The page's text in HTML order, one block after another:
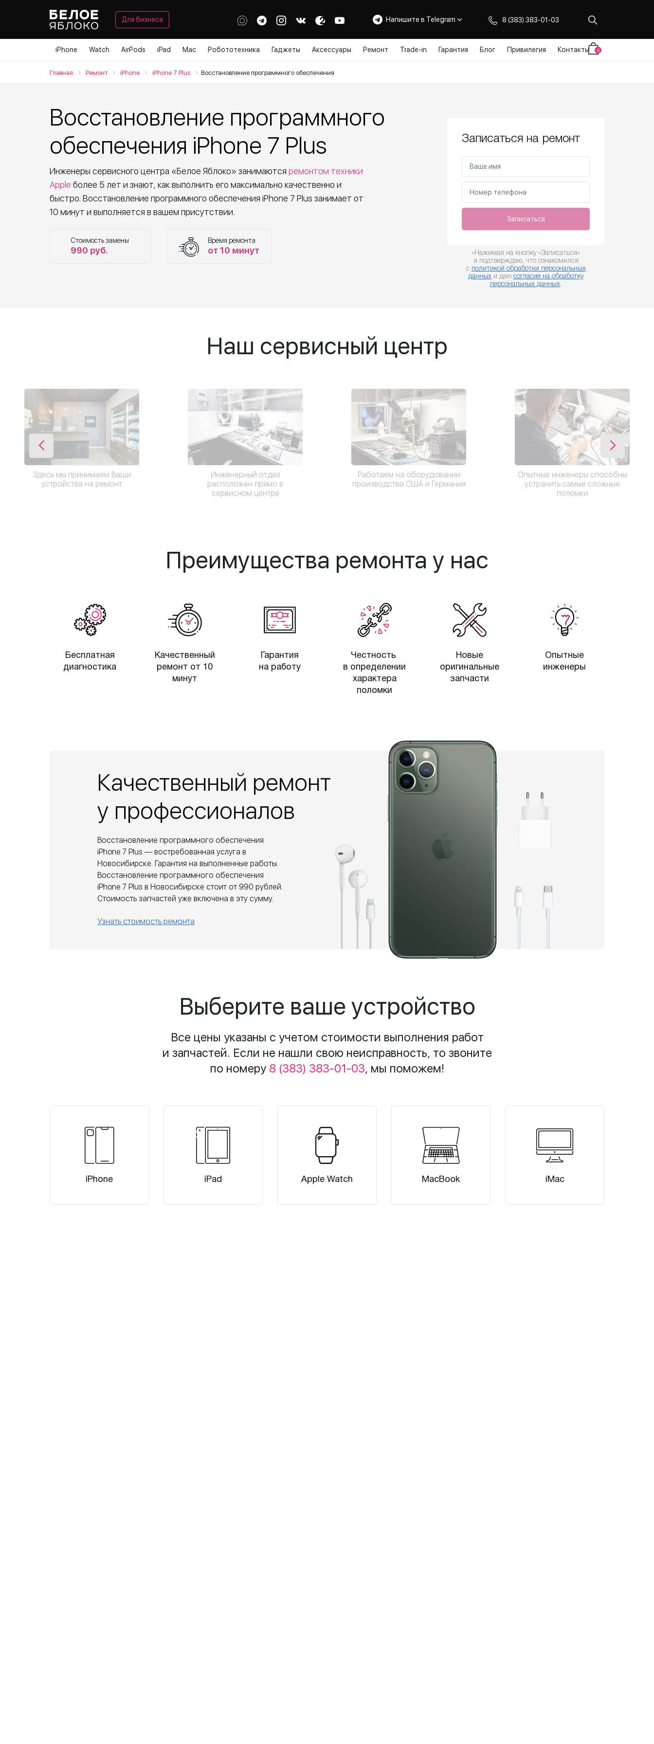
Для бизнеса Напишите в Telegram 8 (383) 383-01-03
iPhone Watch AirPods iPad Mac Робототехника Гаджеты Аксессуары Ремонт Trade-in Гарантия Блог Привилегия Контакты 0
Главная Ремонт iPhone iPhone 7 Plus Восстановление программного обеспечения
Восстановление программного
обеспечения iPhone 7 Plus
Инженеры сервисного центра «Белое Яблоко» занимаются ремонтом техники
Apple более 5 лет и знают, как выполнить его максимально качественно и
быстро. Восстановление программного обеспечения iPhone 7 Plus занимает от
10 минут и выполняется в вашем присутствии.
Стоимость замены
990 руб.
Время ремонта
от 10 минут
Записаться на ремонт
Записаться
«Нажимая на кнопку «Записаться»
я подтверждаю, что ознакомился
с политикой обработки персональных
данных и даю согласие на обработку
персональных данных.
Наш сервисный центр
Здесь мы принимаем Ваши
устройства на ремонт
Инженерный отдел
расположен прямо в
сервисном центре
Работаем на оборудовании
производства США и Германия
Опытные инженеры способны
устранить самые сложные
поломки
Преимущества ремонта у нас
Бесплатная
диагностика
Качественный
ремонт от 10
минут
Гарантия
на работу
Честность
в определении
характера
поломки
Новые
оригинальные
запчасти
Опытные
инженеры
Качественный ремонт
у профессионалов
Восстановление программного обеспечения
iPhone 7 Plus — востребованная услуга в
Новосибирске. Гарантия на выполненные работы.
Восстановление программного обеспечения
iPhone 7 Plus в Новосибирске стоит от 990 рублей.
Стоимость запчастей уже включена в эту сумму.
Узнать стоимость ремонта
Выберите ваше устройство
Все цены указаны с учетом стоимости выполнения работ
и запчастей. Если не нашли свою неисправность, то звоните
по номеру 8 (383) 383-01-03, мы поможем!
iPhone iPad Apple Watch MacBook iMac